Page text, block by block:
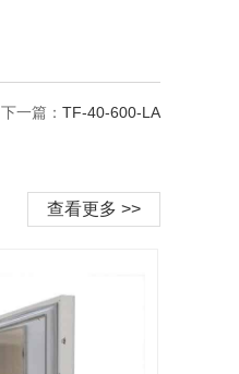
下一篇： TF-40-600-LA
查看更多 >>